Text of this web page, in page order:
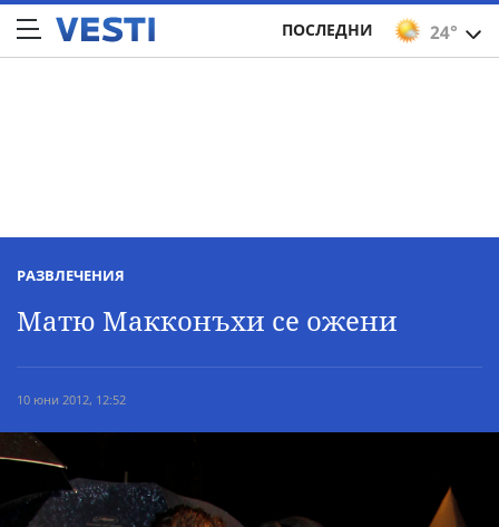
24°
ПОСЛЕДНИ
РАЗВЛЕЧЕНИЯ
Матю Макконъхи се ожени
10 юни 2012, 12:52